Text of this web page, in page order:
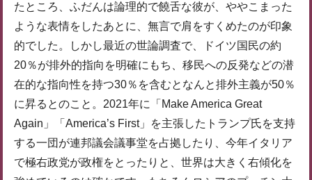
たところ、ふだんは論理的で饒舌な彼が、ややこまった
ような表情をしたあとに、無言で肩をすくめたのが印象
的でした。しかし最近の世論調査で、ドイツ国民の約
20％が排外的指向を明確にもち、移民への反発などの潜
在的な指向性を持つ30％を含むとなんと排外主義が50％
に昇るとのこと。2021年に「Make America Great
Again」「America’s First」を主張したトランプ氏を支持
する一団が連邦議会議事堂を占拠したり、今年イタリア
で極右政党が政権をとったりと、世界は大きく右傾化を